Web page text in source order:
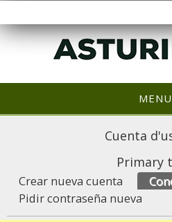
MENU
Cuenta
Primary
Crear nueva cuenta
Pidir contraseña nueva